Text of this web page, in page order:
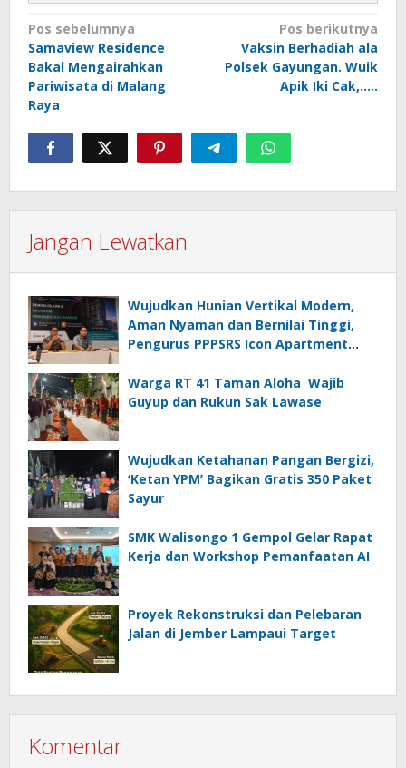
Navigasi
pos
Pos sebelumnya
Samaview Residence
Bakal Mengairahkan
Pariwisata di Malang
Raya
Pos berikutnya
Vaksin Berhadiah ala
Polsek Gayungan. Wuik
Apik Iki Cak,…..
Jangan Lewatkan
Wujudkan Hunian Vertikal Modern,
Aman Nyaman dan Bernilai Tinggi,
Pengurus PPPSRS Icon Apartment
Apps
Warga RT 41 Taman Aloha Wajib
Guyup dan Rukun Sak Lawase
Wujudkan Ketahanan Pangan Bergizi,
‘Ketan YPM’ Bagikan Gratis 350 Paket
Sayur
SMK Walisongo 1 Gempol Gelar Rapat
Kerja dan Workshop Pemanfaatan AI
Proyek Rekonstruksi dan Pelebaran
Jalan di Jember Lampaui Target
Komentar